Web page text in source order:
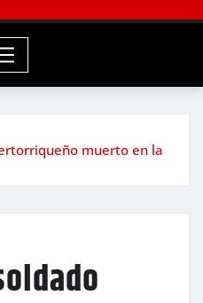
muerto en la